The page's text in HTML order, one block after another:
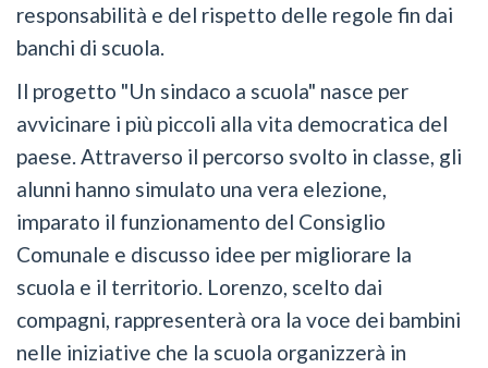
responsabilità e del rispetto delle regole fin dai
banchi di scuola.
Il progetto "Un sindaco a scuola" nasce per
avvicinare i più piccoli alla vita democratica del
paese. Attraverso il percorso svolto in classe, gli
alunni hanno simulato una vera elezione,
imparato il funzionamento del Consiglio
Comunale e discusso idee per migliorare la
scuola e il territorio. Lorenzo, scelto dai
compagni, rappresenterà ora la voce dei bambini
nelle iniziative che la scuola organizzerà in